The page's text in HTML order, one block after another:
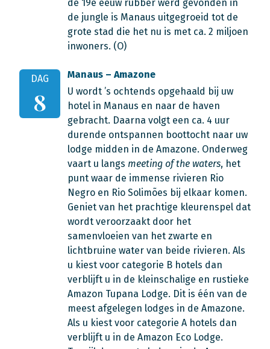
de 19e eeuw rubber werd gevonden in
de jungle is Manaus uitgegroeid tot de
grote stad die het nu is met ca. 2 miljoen
inwoners. (O)
DAG
8
Manaus – Amazone
U wordt ’s ochtends opgehaald bij uw
hotel in Manaus en naar de haven
gebracht. Daarna volgt een ca. 4 uur
durende ontspannen boottocht naar uw
lodge midden in de Amazone. Onderweg
vaart u langs meeting of the waters, het
punt waar de immense rivieren Rio
Negro en Rio Solimões bij elkaar komen.
Geniet van het prachtige kleurenspel dat
wordt veroorzaakt door het
samenvloeien van het zwarte en
lichtbruine water van beide rivieren. Als
u kiest voor categorie B hotels dan
verblijft u in de kleinschalige en rustieke
Amazon Tupana Lodge. Dit is één van de
meest afgelegen lodges in de Amazone.
Als u kiest voor categorie A hotels dan
verblijft u in de Amazon Eco Lodge.